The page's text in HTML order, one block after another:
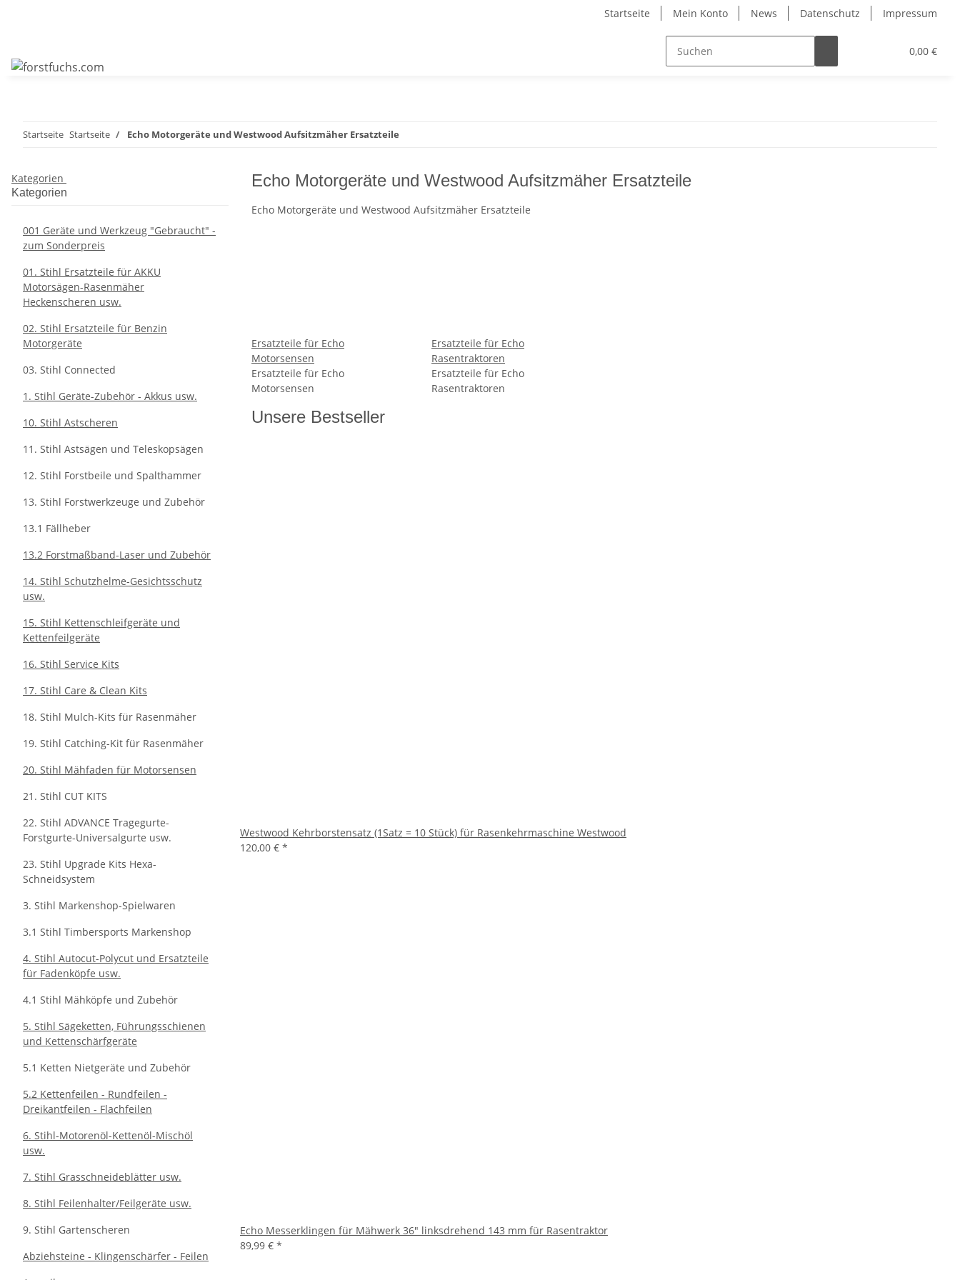
Startseite Mein Konto News Datenschutz Impressum
0,00 €
Startseite Startseite Echo Motorgeräte und Westwood Aufsitzmäher Ersatzteile
Echo Motorgeräte und Westwood Aufsitzmäher Ersatzteile
Echo Motorgeräte und Westwood Aufsitzmäher Ersatzteile
Ersatzteile für Echo
Motorsensen
Ersatzteile für Echo
Motorsensen
Ersatzteile für Echo
Rasentraktoren
Ersatzteile für Echo
Rasentraktoren
Unsere Bestseller
Westwood Kehrborstensatz (1Satz = 10 Stück) für Rasenkehrmaschine Westwood
120,00 € *
Echo Messerklingen für Mähwerk 36" linksdrehend 143 mm für Rasentraktor
89,99 € *
Kategorien
Kategorien
001 Geräte und Werkzeug "Gebraucht" -
zum Sonderpreis
01. Stihl Ersatzteile für AKKU
Motorsägen-Rasenmäher
Heckenscheren usw.
02. Stihl Ersatzteile für Benzin
Motorgeräte
03. Stihl Connected
1. Stihl Geräte-Zubehör - Akkus usw.
10. Stihl Astscheren
11. Stihl Astsägen und Teleskopsägen
12. Stihl Forstbeile und Spalthammer
13. Stihl Forstwerkzeuge und Zubehör
13.1 Fällheber
13.2 Forstmaßband-Laser und Zubehör
14. Stihl Schutzhelme-Gesichtsschutz
usw.
15. Stihl Kettenschleifgeräte und
Kettenfeilgeräte
16. Stihl Service Kits
17. Stihl Care & Clean Kits
18. Stihl Mulch-Kits für Rasenmäher
19. Stihl Catching-Kit für Rasenmäher
20. Stihl Mähfaden für Motorsensen
21. Stihl CUT KITS
22. Stihl ADVANCE Tragegurte-
Forstgurte-Universalgurte usw.
23. Stihl Upgrade Kits Hexa-
Schneidsystem
3. Stihl Markenshop-Spielwaren
3.1 Stihl Timbersports Markenshop
4. Stihl Autocut-Polycut und Ersatzteile
für Fadenköpfe usw.
4.1 Stihl Mähköpfe und Zubehör
5. Stihl Sägeketten, Führungsschienen
und Kettenschärfgeräte
5.1 Ketten Nietgeräte und Zubehör
5.2 Kettenfeilen - Rundfeilen -
Dreikantfeilen - Flachfeilen
6. Stihl-Motorenöl-Kettenöl-Mischöl
usw.
7. Stihl Grasschneideblätter usw.
8. Stihl Feilenhalter/Feilgeräte usw.
9. Stihl Gartenscheren
Abziehsteine - Klingenschärfer - Feilen